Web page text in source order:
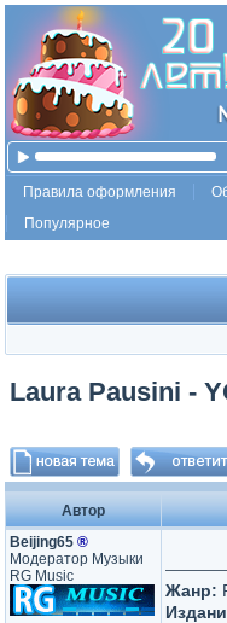
Правила оформления
Популярное
Laura Pausini -
Автор
Beijing65 ®
Модератор Музыки
RG Music
Жанр: